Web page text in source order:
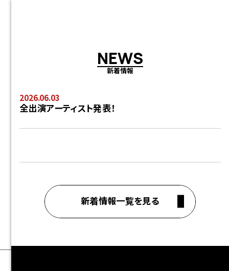
NEWS
新着情報
2026.06.03
全出演アーティスト発表！
新着情報一覧を見る